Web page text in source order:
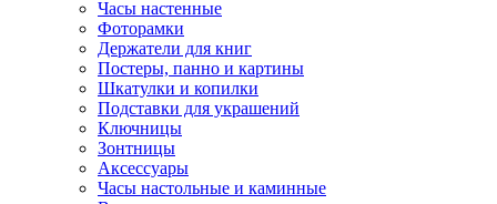
Часы настенные
Фоторамки
Держатели для книг
Постеры, панно и картины
Шкатулки и копилки
Подставки для украшений
Ключницы
Зонтницы
Аксессуары
Часы настольные и каминные